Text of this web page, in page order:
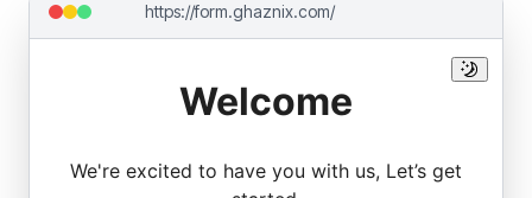
https://form.ghaznix.com/